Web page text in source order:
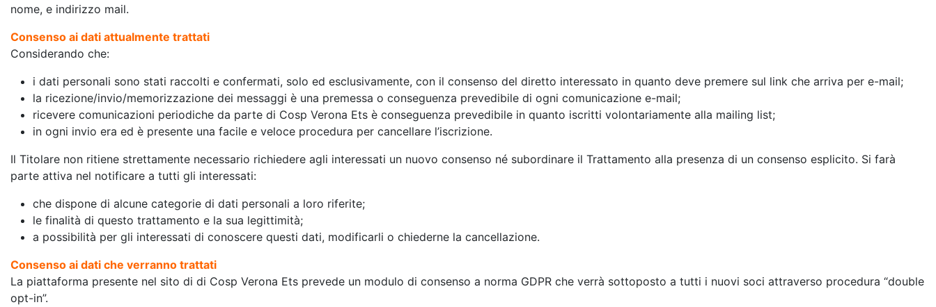
nome, e indirizzo mail.
Consenso ai dati attualmente trattati
Considerando che:
i dati personali sono stati raccolti e confermati, solo ed esclusivamente, con il consenso del diretto interessato in quanto deve premere sul link che arriva per e-mail;
la ricezione/invio/memorizzazione dei messaggi è una premessa o conseguenza prevedibile di ogni comunicazione e-mail;
ricevere comunicazioni periodiche da parte di Cosp Verona Ets è conseguenza prevedibile in quanto iscritti volontariamente alla mailing list;
in ogni invio era ed è presente una facile e veloce procedura per cancellare l’iscrizione.
Il Titolare non ritiene strettamente necessario richiedere agli interessati un nuovo consenso né subordinare il Trattamento alla presenza di un consenso esplicito. Si farà
parte attiva nel notificare a tutti gli interessati:
che dispone di alcune categorie di dati personali a loro riferite;
le finalità di questo trattamento e la sua legittimità;
a possibilità per gli interessati di conoscere questi dati, modificarli o chiederne la cancellazione.
Consenso ai dati che verranno trattati
La piattaforma presente nel sito di di Cosp Verona Ets prevede un modulo di consenso a norma GDPR che verrà sottoposto a tutti i nuovi soci attraverso procedura “double
opt-in”.